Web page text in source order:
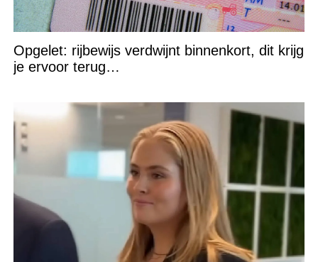
Opgelet: rijbewijs verdwijnt binnenkort, dit krijg
je ervoor terug…